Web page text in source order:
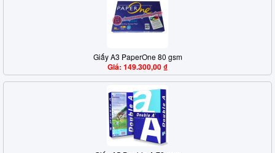
Giấy A3 PaperOne 80 gsm
Giá: 149.300,00 ₫